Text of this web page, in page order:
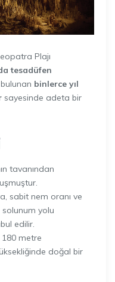
Plajı
tesadüfen
binlerce yıl
sayesinde adeta bir
tavanından
sabit nem oranı ve
solunum yolu
edilir.
180 metre
doğal bir